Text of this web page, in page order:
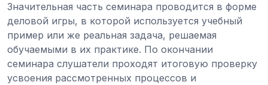
Значительная часть семинара проводится в форме
деловой игры, в которой используется учебный
пример или же реальная задача, решаемая
обучаемыми в их практике. По окончании
семинара слушатели проходят итоговую проверку
усвоения рассмотренных процессов и